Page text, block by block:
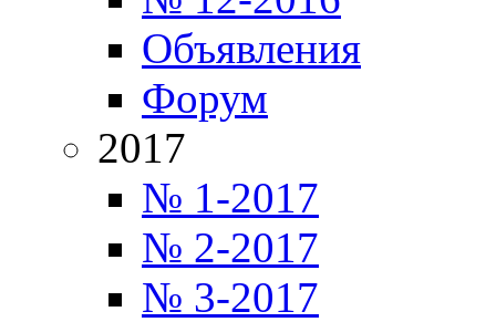
Объявления
Форум
2017
№ 1-2017
№ 2-2017
№ 3-2017